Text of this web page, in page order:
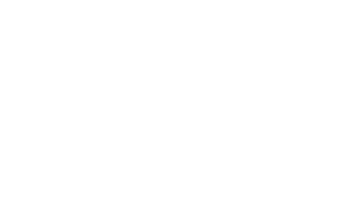
de sangre